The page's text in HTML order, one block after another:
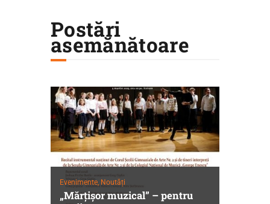
Postări
asemănătoare
Evenimente, Noutăți
„Mărțișor muzical” – pentru